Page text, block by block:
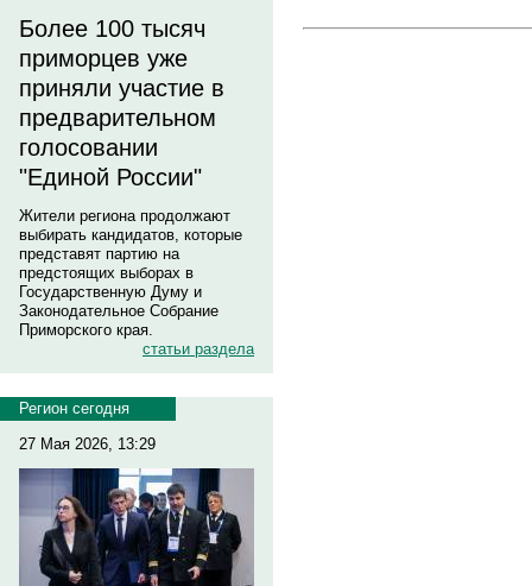
Более 100 тысяч
приморцев уже
приняли участие в
предварительном
голосовании
"Единой России"
Жители региона продолжают
выбирать кандидатов, которые
представят партию на
предстоящих выборах в
Государственную Думу и
Законодательное Собрание
Приморского края.
статьи раздела
Регион сегодня
27 Мая 2026, 13:29